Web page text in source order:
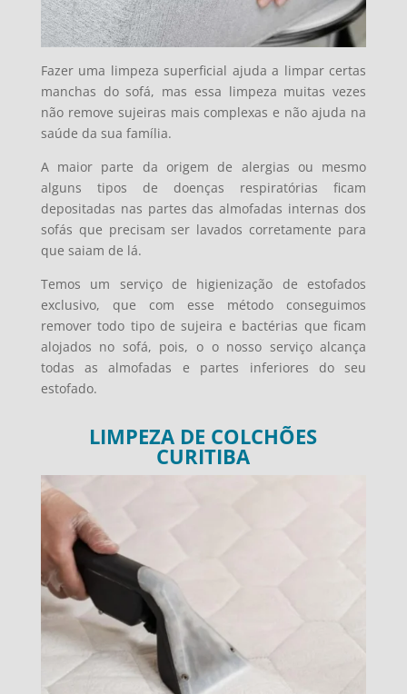
Fazer uma limpeza superficial ajuda a limpar certas
manchas do sofá, mas essa limpeza muitas vezes
não remove sujeiras mais complexas e não ajuda na
saúde da sua família.
A maior parte da origem de alergias ou mesmo
alguns tipos de doenças respiratórias ficam
depositadas nas partes das almofadas internas dos
sofás que precisam ser lavados corretamente para
que saiam de lá.
Temos um serviço de higienização de estofados
exclusivo, que com esse método conseguimos
remover todo tipo de sujeira e bactérias que ficam
alojados no sofá, pois, o o nosso serviço alcança
todas as almofadas e partes inferiores do seu
estofado.
LIMPEZA DE COLCHÕES
CURITIBA